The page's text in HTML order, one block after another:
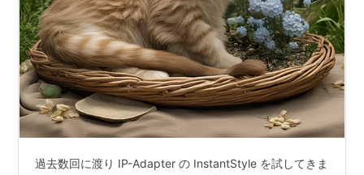
過去数回に渡り IP-Adapter の InstantStyle を試してきま